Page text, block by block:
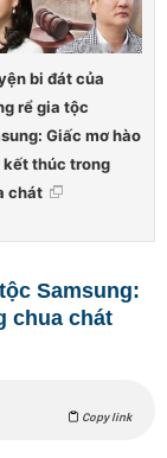
bi đát của
rể gia tộc
Giấc mơ hào
kết thúc trong
chát
Samsung:
chua chát
Copy link